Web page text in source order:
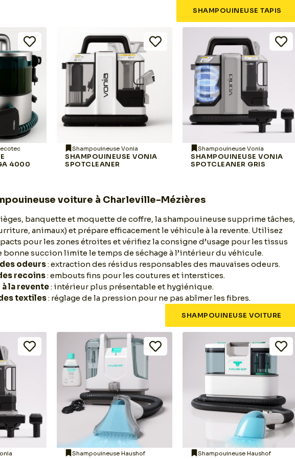
SHAMPOUINEUSE TAPIS
4000
Shampouineuse Vonia
SHAMPOUINEUSE VONIA
SPOTCLEANER
Shampouineuse Vonia
SHAMPOUINEUSE VONIA
SPOTCLEANER GRIS
voiture à Charleville-Mézières
banquette et moquette de coffre, la shampouineuse supprime tâches,
animaux) et prépare efficacement le véhicule à la revente. Utilisez
pour les zones étroites et vérifiez la consigne d’usage pour les tissus
bonne succion limite le temps de séchage à l’intérieur du véhicule.
odeurs: extraction des résidus responsables des mauvaises odeurs.
recoins: embouts fins pour les coutures et interstices.
la revente: intérieur plus présentable et hygiénique.
textiles: réglage de la pression pour ne pas abîmer les fibres.
SHAMPOUINEUSE VOITURE
Shampouineuse Haushof Shampouineuse Haushof